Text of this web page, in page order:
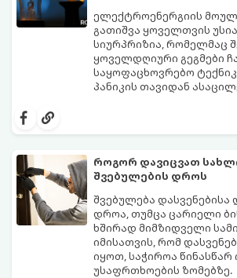
ელექტროენერგიის
გათიშვა ყოველთვის
სიურპრიზია, რომელმაც
ყოველდღიური გეგმები
საყოფაცხოვრებო
პანიკის თავიდან
უზრუნველსაყოფად,
რომლებიც შუქის
როგორ დავიცვათ
შვებულების დროს
შვებულება დასვენებისა
დროა, თუმცა ცარიელი
ხშირად მიმზიდველი
იმისათვის, რომ
იყოთ, საჭიროა
უსაფრთხოების ზომებზე.